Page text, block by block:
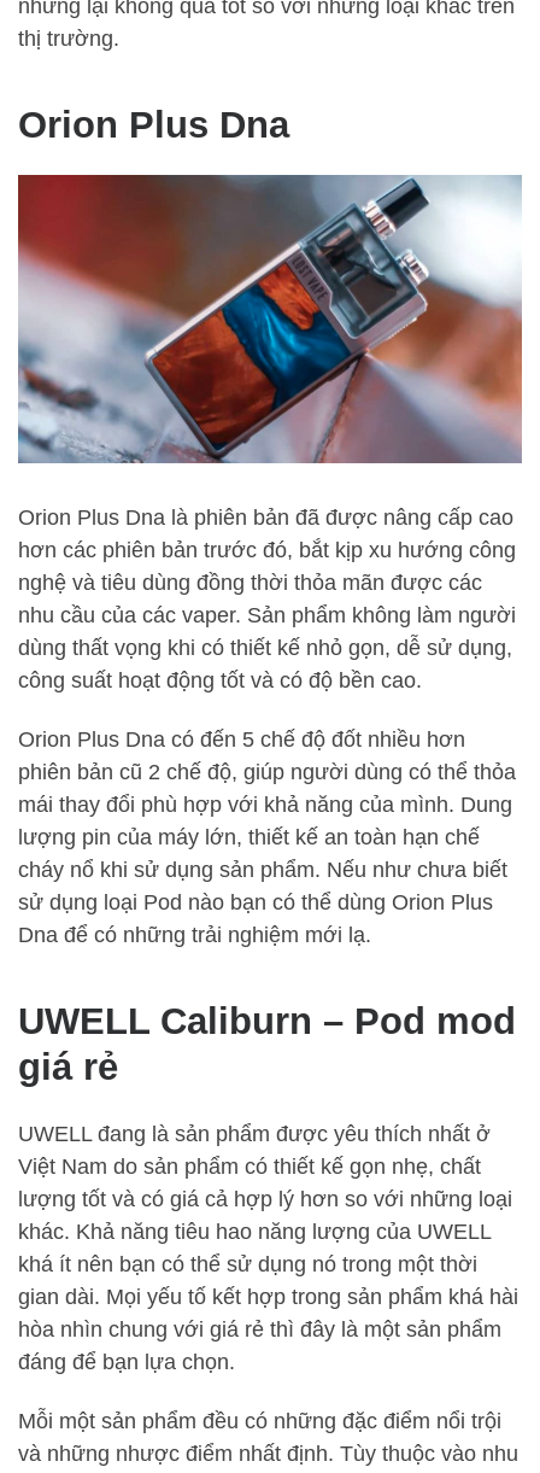
nhưng lại không quá tốt so với những loại khác trên
thị trường.
Orion Plus Dna
Orion Plus Dna là phiên bản đã được nâng cấp cao
hơn các phiên bản trước đó, bắt kịp xu hướng công
nghệ và tiêu dùng đồng thời thỏa mãn được các
nhu cầu của các vaper. Sản phẩm không làm người
dùng thất vọng khi có thiết kế nhỏ gọn, dễ sử dụng,
công suất hoạt động tốt và có độ bền cao.
Orion Plus Dna có đến 5 chế độ đốt nhiều hơn
phiên bản cũ 2 chế độ, giúp người dùng có thể thỏa
mái thay đổi phù hợp với khả năng của mình. Dung
lượng pin của máy lớn, thiết kế an toàn hạn chế
cháy nổ khi sử dụng sản phẩm. Nếu như chưa biết
sử dụng loại Pod nào bạn có thể dùng Orion Plus
Dna để có những trải nghiệm mới lạ.
UWELL Caliburn – Pod mod
giá rẻ
UWELL đang là sản phẩm được yêu thích nhất ở
Việt Nam do sản phẩm có thiết kế gọn nhẹ, chất
lượng tốt và có giá cả hợp lý hơn so với những loại
khác. Khả năng tiêu hao năng lượng của UWELL
khá ít nên bạn có thể sử dụng nó trong một thời
gian dài. Mọi yếu tố kết hợp trong sản phẩm khá hài
hòa nhìn chung với giá rẻ thì đây là một sản phẩm
đáng để bạn lựa chọn.
Mỗi một sản phẩm đều có những đặc điểm nổi trội
và những nhược điểm nhất định. Tùy thuộc vào nhu